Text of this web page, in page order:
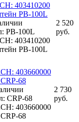
403410200
PB-100L
PB-100L
403410200
PB-100L
2 520
руб.
403660000
68
CRP-68
403660000
68
2 730
руб.